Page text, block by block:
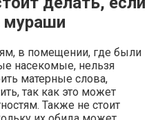
мураши
в помещении, где были
насекомые, нельзя
матерные слова,
так как это может
Также не стоит